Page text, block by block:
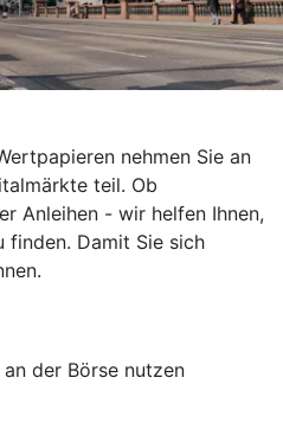
nehmen Sie an
teil. Ob
Anleihen - wir helfen Ihnen,
finden. Damit Sie sich
der Börse nutzen